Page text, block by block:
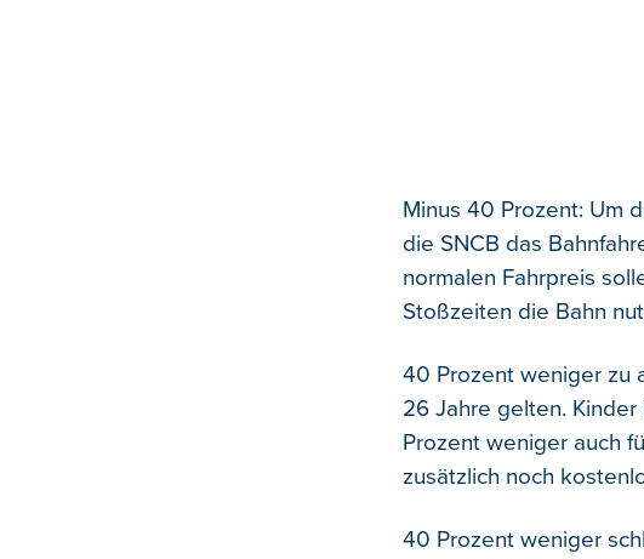
Minus 40 Prozent: Um
die SNCB das
normalen Fahrpreis
Stoßzeiten die Bahn
40 Prozent weniger zu
26 Jahre gelten.
Prozent weniger auch
zusätzlich noch
40 Prozent weniger